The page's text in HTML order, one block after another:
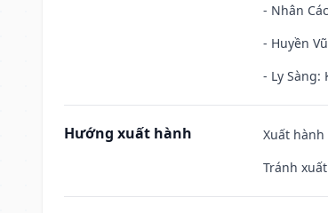
- Nhân
- Huyền
- Ly Sàng:
Hướng xuất hành
Xuất hành
Tránh